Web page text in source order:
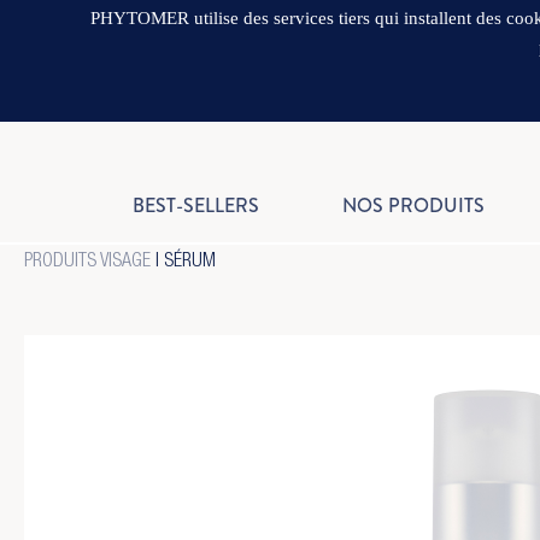
BEST-SELLERS NOS PRODUITS
PRODUITS VISAGE | SÉRUM
PHYTOMER utilise des services tiers qui installent des